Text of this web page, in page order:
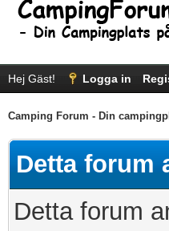
Hej Gäst! Logga in
Camping Forum - Din
Detta forum
Detta forum